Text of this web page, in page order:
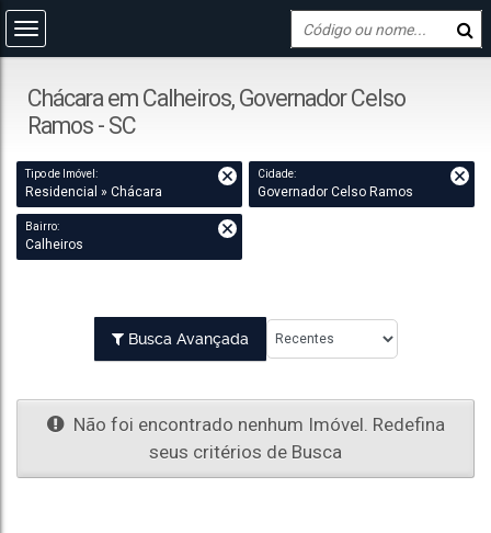
Chácara em Calheiros, Governador Celso
Ramos - SC
Tipo de Imóvel:
Residencial » Chácara
Cidade:
Governador Celso Ramos
Bairro:
Calheiros
Busca Avançada
Não foi encontrado nenhum Imóvel. Redefina
seus critérios de Busca